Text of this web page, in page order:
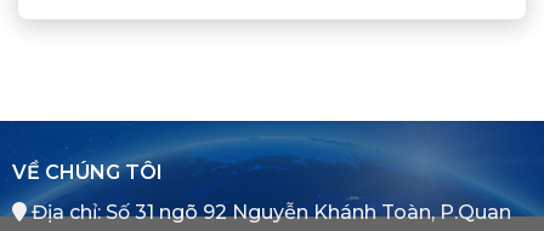
Vị
Của
Bình
Minh
Xác
Điện
Tại
Sao
Phát
VỀ CHÚNG TÔI
Địa chỉ: Số 31 ngõ 92 Nguyễn Khánh Toàn, P.Quan